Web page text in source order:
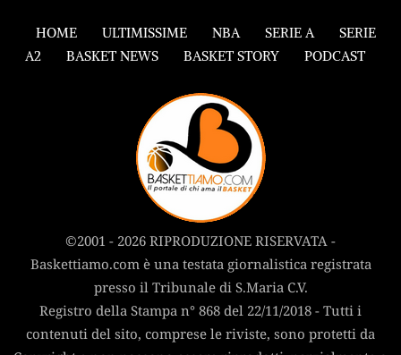
HOME ULTIMISSIME NBA SERIE A
SERIE
A2
BASKET NEWS BASKET STORY PODCAST
©2001 - 2026 RIPRODUZIONE RISERVATA -
Baskettiamo.com è una testata giornalistica registrata
presso il Tribunale di S.Maria C.V.
Registro della Stampa n° 868 del 22/11/2018 - Tutti i
contenuti del sito, comprese le riviste, sono protetti da